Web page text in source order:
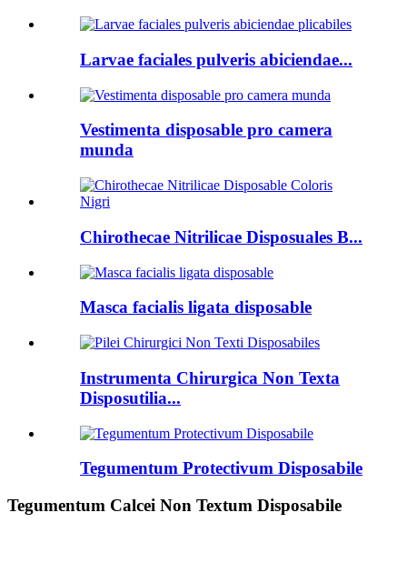
Larvae faciales pulveris abiciendae...
Vestimenta disposable pro camera
munda
Chirothecae Nitrilicae Disposuales B...
Masca facialis ligata disposable
Instrumenta Chirurgica Non Texta
Disposutilia...
Tegumentum Protectivum Disposabile
Tegumentum Calcei Non Textum Disposabile